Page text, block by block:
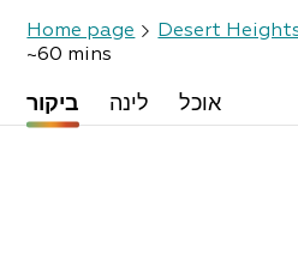
Home page Desert
~60 mins
ביקור לינה אוכל